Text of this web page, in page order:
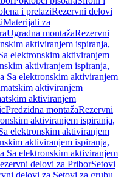
i prelaziRezervni delovi
Materijali za
Ugradna montažaRezervni
aktiviranjem ispiranja,
elektronskim aktiviranjem
aktiviranjem ispiranja,
Sa elektronskim aktiviranjem
aktiviranjem
aktiviranjem
Predzidna montažaRezervni
aktiviranjem ispiranja,
elektronskim aktiviranjem
aktiviranjem ispiranja,
Sa elektronskim aktiviranjem
delovi za PriborSetovi
delovi za Setovi za grubu